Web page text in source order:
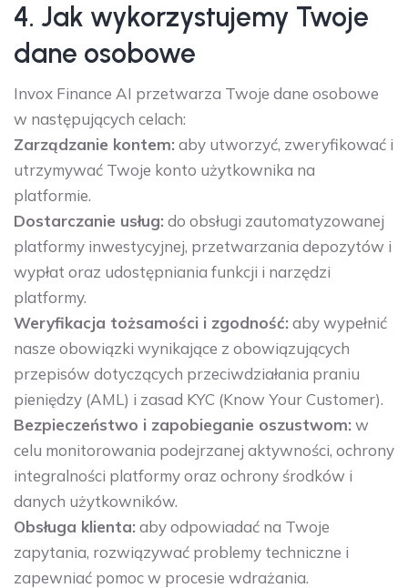
4. Jak wykorzystujemy Twoje
dane osobowe
Invox Finance AI przetwarza Twoje dane osobowe
w następujących celach:
Zarządzanie kontem: aby utworzyć, zweryfikować i
utrzymywać Twoje konto użytkownika na
platformie.
Dostarczanie usług: do obsługi zautomatyzowanej
platformy inwestycyjnej, przetwarzania depozytów i
wypłat oraz udostępniania funkcji i narzędzi
platformy.
Weryfikacja tożsamości i zgodność: aby wypełnić
nasze obowiązki wynikające z obowiązujących
przepisów dotyczących przeciwdziałania praniu
pieniędzy (AML) i zasad KYC (Know Your Customer).
Bezpieczeństwo i zapobieganie oszustwom: w
celu monitorowania podejrzanej aktywności, ochrony
integralności platformy oraz ochrony środków i
danych użytkowników.
Obsługa klienta: aby odpowiadać na Twoje
zapytania, rozwiązywać problemy techniczne i
zapewniać pomoc w procesie wdrażania.